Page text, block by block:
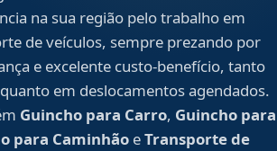
na sua região pelo trabalho em
de veículos, sempre prezando por
e excelente custo-benefício, tanto
em deslocamentos agendados.
Guincho para Carro, Guincho para
para CaminhãoeTransporte de